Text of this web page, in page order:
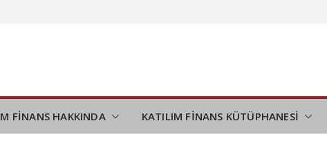
FİNANS HAKKINDA KATILIM FİNANS KÜTÜPHANESİ